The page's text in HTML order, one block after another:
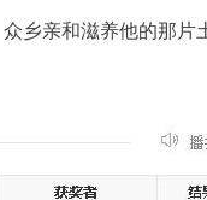
乡亲和滋养他的那片